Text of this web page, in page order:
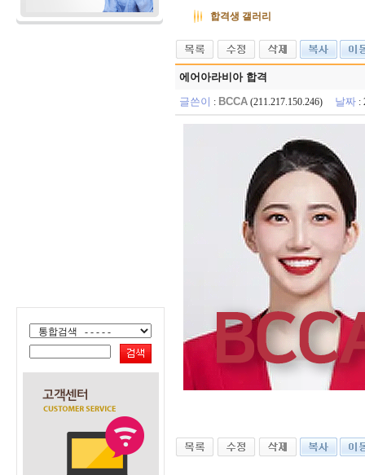
합격생 갤러리
에어아라비아 합격
글쓴이 : BCCA (211.217.150.246) 날짜 :